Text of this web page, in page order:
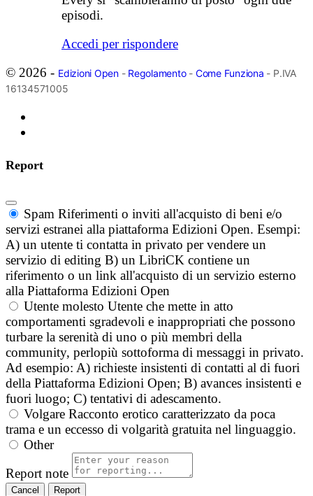
episodi.
Accedi per rispondere
© 2026 - Edizioni Open- Regolamento- Come Funziona - P.IVA
16134571005
Report
Spam Riferimenti o inviti all'acquisto di beni e/o
servizi estranei alla piattaforma Edizioni Open. Esempi:
A) un utente ti contatta in privato per vendere un
servizio di editing B) un LibriCK contiene un
riferimento o un link all'acquisto di un servizio esterno
alla Piattaforma Edizioni Open
Utente molesto Utente che mette in atto
comportamenti sgradevoli e inappropriati che possono
turbare la serenità di uno o più membri della
community, perlopiù sottoforma di messaggi in privato.
Ad esempio: A) richieste insistenti di contatti al di fuori
della Piattaforma Edizioni Open; B) avances insistenti e
fuori luogo; C) tentativi di adescamento.
Volgare Racconto erotico caratterizzato da poca
trama e un eccesso di volgarità gratuita nel linguaggio.
Other
Report note
Report